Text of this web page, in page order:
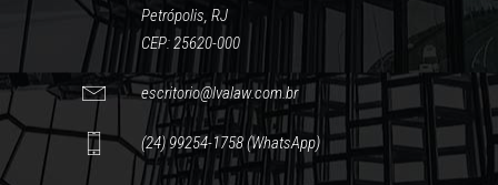
Petrópolis, RJ
CEP: 25620-000
escritorio@lvalaw.com.br
(24) 99254-1758 (WhatsApp)